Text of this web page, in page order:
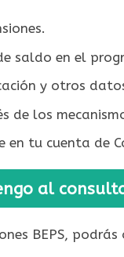
saldo en el
y otros
de los
tu cuenta de
al
BEPS,